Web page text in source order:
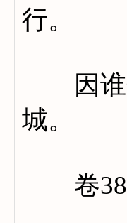
行。
因谁寄
城。
卷